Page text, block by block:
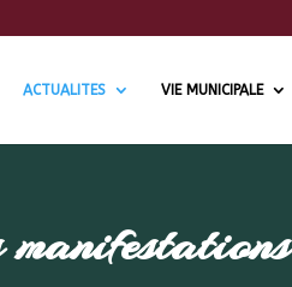
ACTUALITES VIE MUNICIPALE